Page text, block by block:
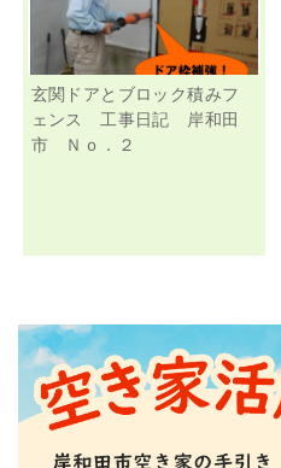
玄関ドアとブロック積みフ
ェンス 工事日記 岸和田
市 Ｎｏ．２